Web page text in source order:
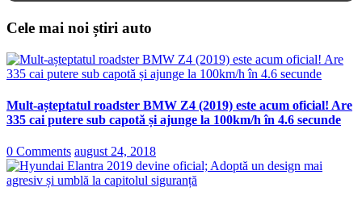
Cele mai noi știri auto
Mult-așteptatul roadster BMW Z4 (2019) este acum oficial! Are
335 cai putere sub capotă și ajunge la 100km/h în 4.6 secunde
0 Comments august 24, 2018